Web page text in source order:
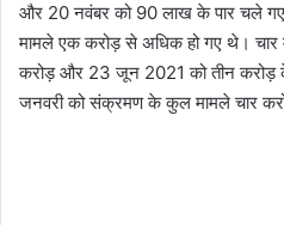
और 20 नवंबर को 90 लाख के पार चले
मामले एक करोड़ से अधिक हो गए थे। चार
करोड़ और 23 जून 2021 को तीन करोड़
जनवरी को संक्रमण के कुल मामले चार